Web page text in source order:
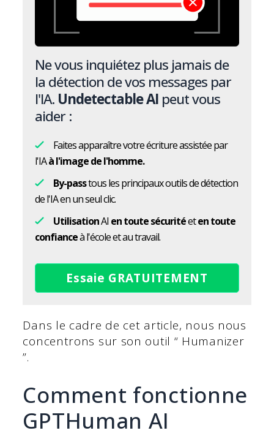
Ne vous inquiétez plus jamais de
la détection de vos messages par
l'IA. Undetectable AI peut vous
aider :
Faites apparaître votre écriture assistée par
l'IAà l'image de l'homme.
By-passtous les principaux outils de détection
de l'IA en un seul clic.
UtilisationAI en toute sécuritéeten toute
confianceà l'école et au travail.
Essaie GRATUITEMENT
Dans le cadre de cet article, nous nous
concentrons sur son outil “ Humanizer
”.
Comment fonctionne
GPTHuman AI